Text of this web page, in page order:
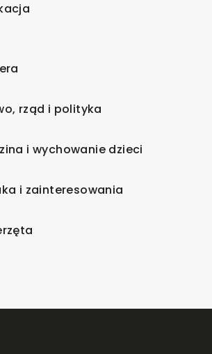
rząd i polityka
i wychowanie dzieci
i zainteresowania